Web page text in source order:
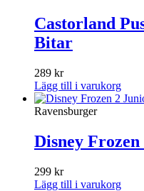
Castorland
Bitar
289 kr
Lägg till i varukorg
Ravensburger
Disney
299 kr
Lägg till i varukorg